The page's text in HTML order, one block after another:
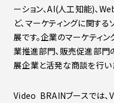
ーション、AI(人工知能)、
ど、マーケティングに関す
展です。企業のマーケティ
業推進部門、販売促進部門
展企業と活発な商談を行い
Video BRAINブースでは、